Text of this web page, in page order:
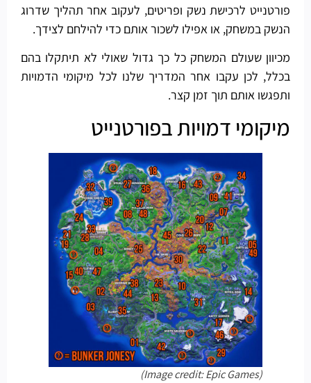
פורטנייט לרכישת נשק ופריטים, לעקוב אחר תהליך שדרוג
הנשק במשחק, או אפילו לשכור אותם כדי להילחם לצידך.
מכיוון שעולם המשחק כל כך גדול שאולי לא תיתקלו בהם
בכלל, לכן עקבו אחר המדריך שלנו לכל מיקומי הדמויות
ותפגשו אותם תוך זמן קצר.
מיקומי דמויות בפורטנייט
(Image credit: Epic Games)